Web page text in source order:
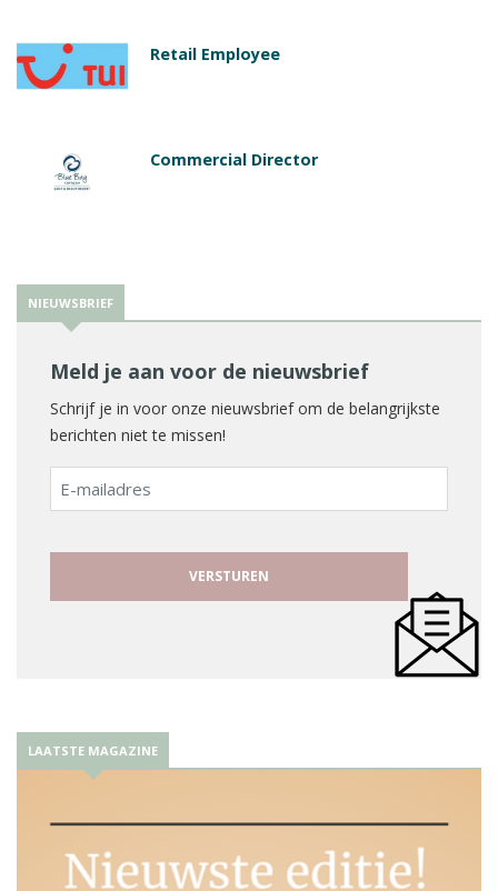
Retail Employee
Commercial Director
NIEUWSBRIEF
Meld je aan voor de nieuwsbrief
Schrijf je in voor onze nieuwsbrief om de belangrijkste
berichten niet te missen!
E-
mailadres
LAATSTE MAGAZINE